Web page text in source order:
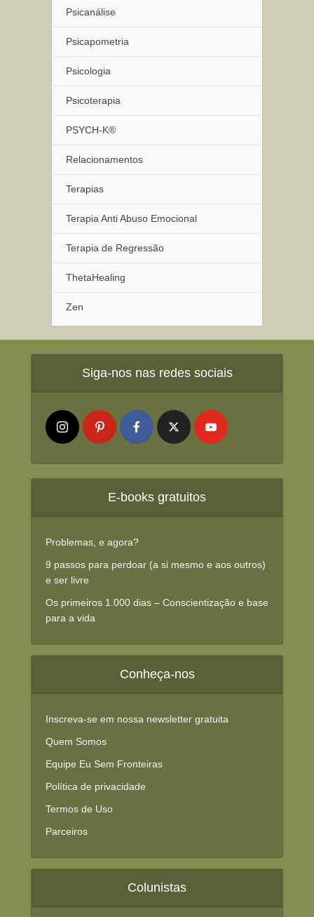
Psicanálise
Psicapometria
Psicologia
Psicoterapia
PSYCH-K®
Relacionamentos
Terapias
Terapia Anti Abuso Emocional
Terapia de Regressão
ThetaHealing
Zen
Siga-nos nas redes sociais
E-books gratuitos
Problemas, e agora?
9 passos para perdoar (a si mesmo e aos outros)
e ser livre
Os primeiros 1.000 dias – Conscientização e base
para a vida
Conheça-nos
Inscreva-se em nossa newsletter gratuita
Quem Somos
Equipe Eu Sem Fronteiras
Política de privacidade
Termos de Uso
Parceiros
Colunistas